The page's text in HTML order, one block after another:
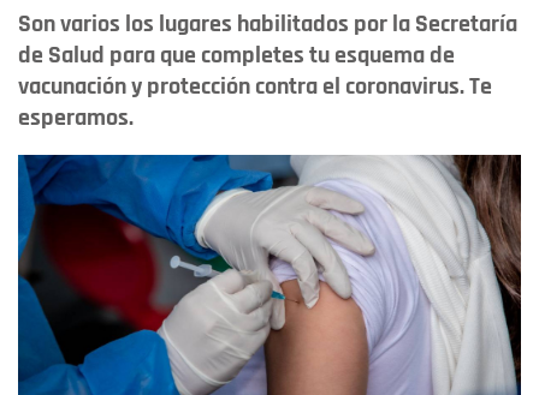
Son varios los lugares habilitados por la Secretaría
de Salud para que completes tu esquema de
vacunación y protección contra el coronavirus. Te
esperamos.